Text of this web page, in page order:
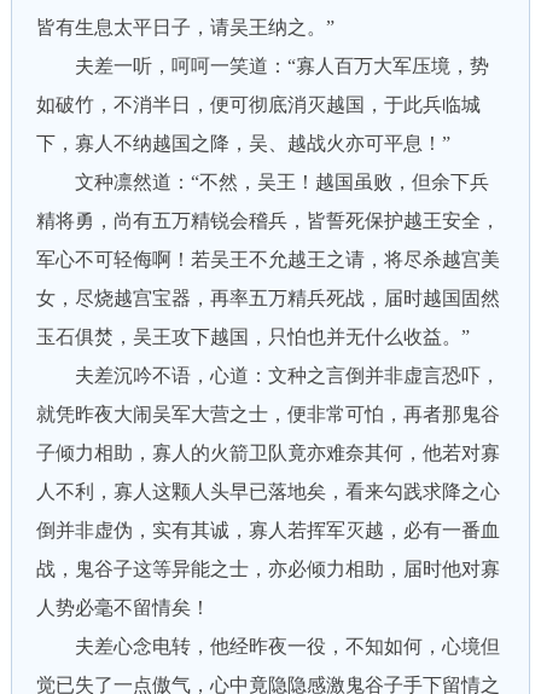
皆有生息太平日子，请吴王纳之。”
夫差一听，呵呵一笑道：“寡人百万大军压境，势
如破竹，不消半日，便可彻底消灭越国，于此兵临城
下，寡人不纳越国之降，吴、越战火亦可平息！”
文种凛然道：“不然，吴王！越国虽败，但余下兵
精将勇，尚有五万精锐会稽兵，皆誓死保护越王安全，
军心不可轻侮啊！若吴王不允越王之请，将尽杀越宫美
女，尽烧越宫宝器，再率五万精兵死战，届时越国固然
玉石俱焚，吴王攻下越国，只怕也并无什么收益。”
夫差沉吟不语，心道：文种之言倒并非虚言恐吓，
就凭昨夜大闹吴军大营之士，便非常可怕，再者那鬼谷
子倾力相助，寡人的火箭卫队竟亦难奈其何，他若对寡
人不利，寡人这颗人头早已落地矣，看来勾践求降之心
倒并非虚伪，实有其诚，寡人若挥军灭越，必有一番血
战，鬼谷子这等异能之士，亦必倾力相助，届时他对寡
人势必毫不留情矣！
夫差心念电转，他经昨夜一役，不知如何，心境但
觉已失了一点傲气，心中竟隐隐感激鬼谷子手下留情之